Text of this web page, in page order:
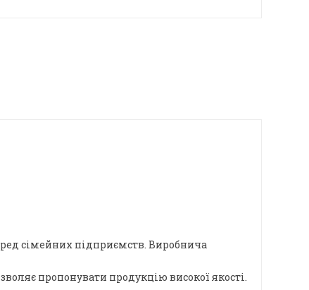
сімейних підприємств. Виробнича
пропонувати продукцію високої якості.